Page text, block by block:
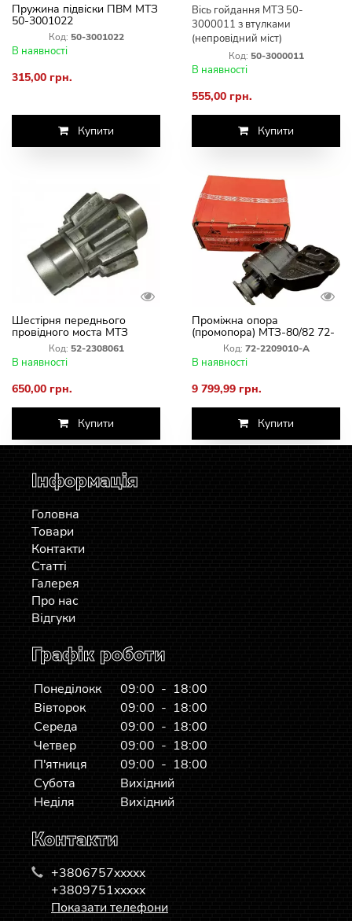
Пружина підвіски ПВМ МТЗ
50-3001022
Код: 50-3001022
В наявності
315,00 грн.
Купити
Вісь гойдання МТЗ 50-
3000011 з втулками
(непровідний міст)
Код: 50-3000011
В наявності
555,00 грн.
Купити
Шестірня переднього
провідного моста МТЗ
відома 52-2308061
Код: 52-2308061
В наявності
650,00 грн.
Купити
Проміжна опора
(промопора) МТЗ-80/82 72-
2209010-А (Оригінал Р.Б)
Код: 72-2209010-А
В наявності
9 799,99 грн.
Купити
Інформація
Головна
Товари
Контакти
Статті
Галерея
Про нас
Відгуки
Графік роботи
Понеділокк
09:00 - 18:00
Вівторок
09:00 - 18:00
Середа
09:00 - 18:00
Четвер
09:00 - 18:00
П'ятниця
09:00 - 18:00
Субота
Вихідний
Неділя
Вихідний
Контакти
+3806757xxxxx
+3809751xxxxx
Показати телефони